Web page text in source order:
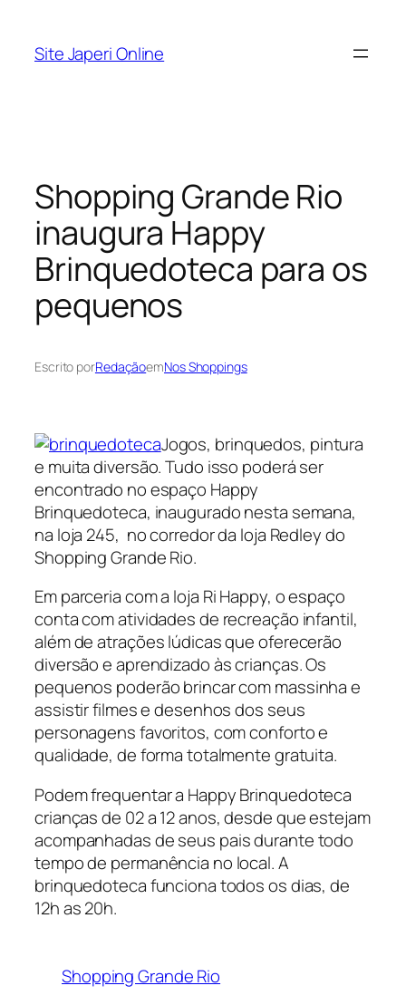
Site Japeri Online
Shopping Grande Rio
inaugura Happy
Brinquedoteca para os
pequenos
Escrito porRedaçãoemNos Shoppings
Jogos, brinquedos, pintura
e muita diversão. Tudo isso poderá ser
encontrado no espaço Happy
Brinquedoteca, inaugurado nesta semana,
na loja 245, no corredor da loja Redley do
Shopping Grande Rio.
Em parceria com a loja Ri Happy, o espaço
conta com atividades de recreação infantil,
além de atrações lúdicas que oferecerão
diversão e aprendizado às crianças. Os
pequenos poderão brincar com massinha e
assistir filmes e desenhos dos seus
personagens favoritos, com conforto e
qualidade, de forma totalmente gratuita.
Podem frequentar a Happy Brinquedoteca
crianças de 02 a 12 anos, desde que estejam
acompanhadas de seus pais durante todo
tempo de permanência no local. A
brinquedoteca funciona todos os dias, de
12h as 20h.
Shopping Grande Rio